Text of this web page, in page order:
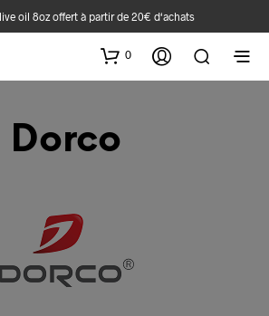
oil 8oz offert à partir de 20€ d‘achats
0
Dorco